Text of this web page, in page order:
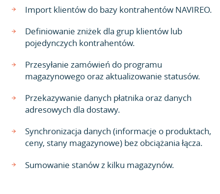
Import klientów do bazy kontrahentów NAVIREO.
Definiowanie zniżek dla grup klientów lub
pojedynczych kontrahentów.
Przesyłanie zamówień do programu
magazynowego oraz aktualizowanie statusów.
Przekazywanie danych płatnika oraz danych
adresowych dla dostawy.
Synchronizacja danych (informacje o produktach,
ceny, stany magazynowe) bez obciążania łącza.
Sumowanie stanów z kilku magazynów.